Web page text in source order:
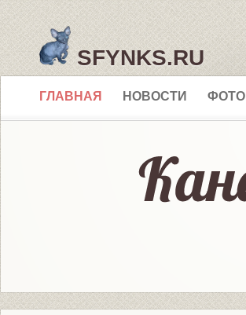
SFYNKS.RU
ГЛАВНАЯ НОВОСТИ ФОТО